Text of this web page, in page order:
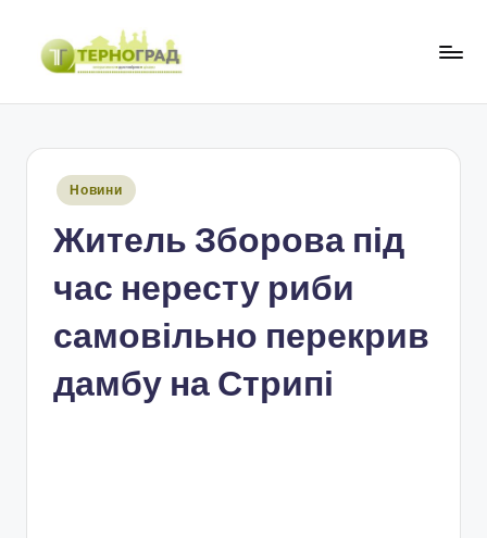
Перейти
Опубліковано
Новини
Житель Зборова під
час нересту риби
самовільно перекрив
дамбу на Стрипі